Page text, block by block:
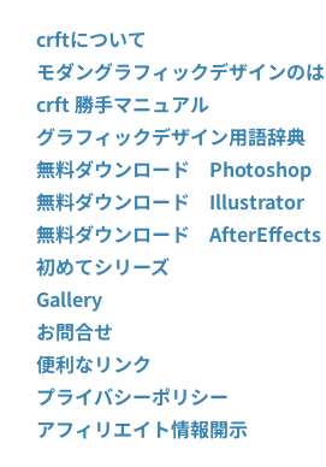
crftについて
モダングラフィックデザインの
crft 勝手マニュアル
グラフィックデザイン用語辞典
無料ダウンロード Photoshop
無料ダウンロード Illustrator
無料ダウンロード AfterEffects
初めてシリーズ
Gallery
お問合せ
便利なリンク
プライバシーポリシー
アフィリエイト情報開示